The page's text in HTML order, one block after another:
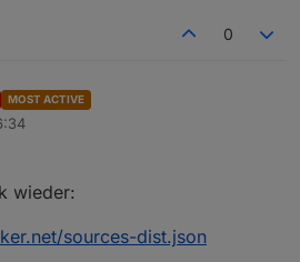
0
MOST ACTIVE
wieder:
sources-dist.json